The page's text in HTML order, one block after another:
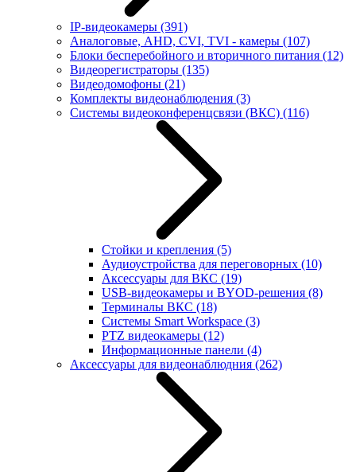
IP-видеокамеры (391)
Аналоговые, AHD, CVI, TVI - камеры (107)
Блоки бесперебойного и вторичного питания (12)
Видеорегистраторы (135)
Видеодомофоны (21)
Комплекты видеонаблюдения (3)
Системы видеоконференцсвязи (ВКС) (116)
Стойки и крепления (5)
Аудиоустройства для переговорных (10)
Аксессуары для ВКС (19)
USB-видеокамеры и BYOD-решения (8)
Терминалы ВКС (18)
Системы Smart Workspace (3)
PTZ видеокамеры (12)
Информационные панели (4)
Аксессуары для видеонаблюдния (262)